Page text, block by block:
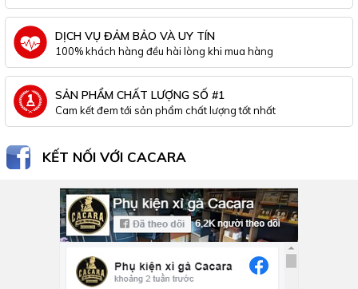
DỊCH VỤ ĐẢM BẢO VÀ UY TÍN
100% khách hàng đều hài lòng khi mua hàng
SẢN PHẨM CHẤT LƯỢNG SỐ #1
Cam kết đem tới sản phẩm chất lượng tốt nhất
KẾT NỐI VỚI CACARA